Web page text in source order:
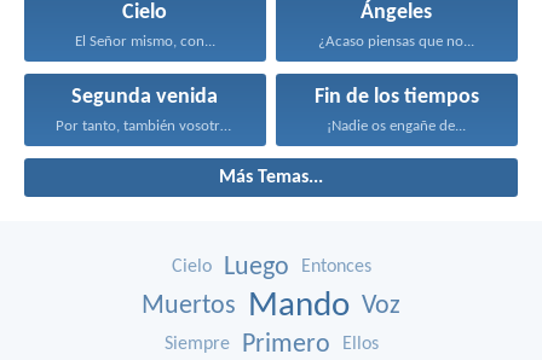
Cielo
El Señor mismo, con...
Ángeles
¿Acaso piensas que no...
Segunda venida
Por tanto, también vosotros...
Fin de los tiempos
¡Nadie os engañe de...
Más Temas...
Cielo Luego Entonces
Muertos Mando Voz
Siempre Primero Ellos